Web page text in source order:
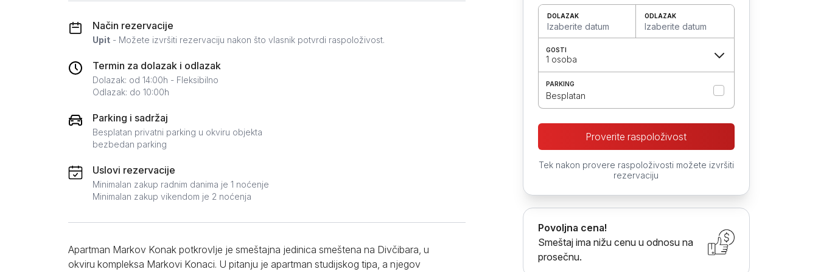
Način rezervacije
Upit - Možete izvršiti rezervaciju nakon što vlasnik potvrdi raspoloživost.
Termin za dolazak i odlazak
Dolazak: od 14:00h - Fleksibilno
Odlazak: do 10:00h
Parking i sadržaj
Besplatan privatni parking u okviru objekta
bezbedan parking
Uslovi rezervacije
Minimalan zakup radnim danima je 1 noćenje
Minimalan zakup vikendom je 2 noćenja
Apartman Markov Konak potkrovlje je smeštajna jedinica smeštena na Divčibara, u
okviru kompleksa Markovi Konaci. U pitanju je apartman studijskog tipa, a njegov
DOLAZAK
Izaberite datum
ODLAZAK
Izaberite datum
GOSTI
1 osoba
PARKING
Besplatan
Proverite raspoloživost
Tek nakon provere raspoloživosti možete izvršiti
rezervaciju
Povoljna cena!
Smeštaj ima nižu cenu u odnosu na
prosečnu.